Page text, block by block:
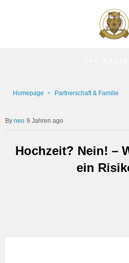
Homepage Partnerschaft & Familie
neo 9 Jahren ago
Hochzeit? Nein! –
ein